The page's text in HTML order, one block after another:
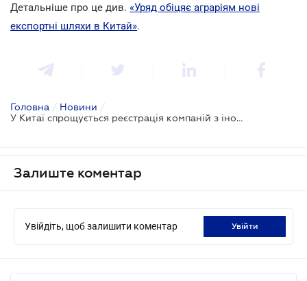
Детальніше про це див. «Уряд обіцяє аграріям нові
експортні шляхи в Китай».
Головна / Новини /
У Китаї спрощується реєстрація компаній з іноземною участю
Залиште коментар
Увійдіть, щоб залишити коментар увійти